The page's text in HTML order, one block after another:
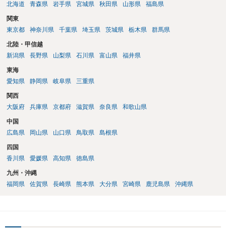
北海道
青森県 岩手県 宮城県 秋田県 山形県 福島県
関東
東京都
神奈川県 千葉県 埼玉県 茨城県 栃木県 群馬県
北陸・甲信越
新潟県
長野県 山梨県 石川県 富山県 福井県
東海
愛知県
静岡県 岐阜県 三重県
関西
大阪府
兵庫県 京都府 滋賀県 奈良県 和歌山県
中国
広島県
岡山県 山口県 鳥取県 島根県
四国
香川県
愛媛県 高知県 徳島県
九州・沖縄
福岡県
佐賀県 長崎県 熊本県 大分県 宮崎県 鹿児島県 沖縄県